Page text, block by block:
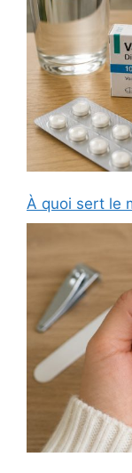
À quoi sert le